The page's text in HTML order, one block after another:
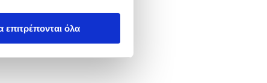
επιτρέπονται όλα